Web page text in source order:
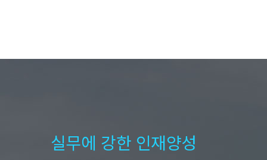
실무에 강한 인재양성